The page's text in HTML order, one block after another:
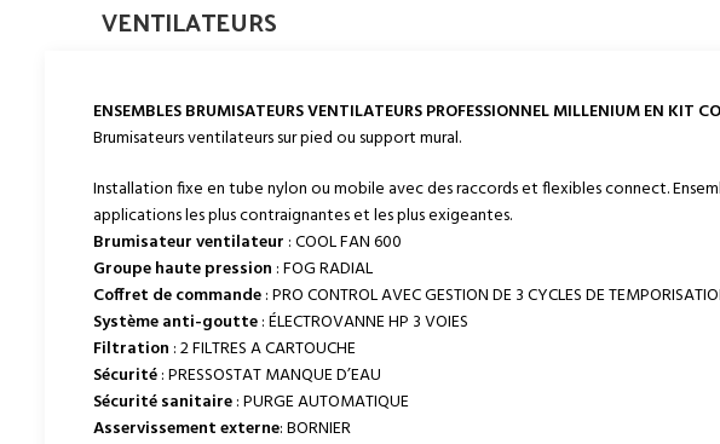
VENTILATEURS
ENSEMBLES BRUMISATEURS VENTILATEURS PROFESSIONNEL MILLENIUM EN KIT
Brumisateurs ventilateurs sur pied ou support mural.
Installation fixe en tube nylon ou mobile avec des raccords et flexibles connect.
applications les plus contraignantes et les plus exigeantes.
Brumisateur ventilateur : COOL FAN 600
Groupe haute pression : FOG RADIAL
Coffret de commande: PRO CONTROL AVEC GESTION DE 3 CYCLES DE
Système anti-goutte: ÉLECTROVANNE HP 3 VOIES
Filtration : 2 FILTRES A CARTOUCHE
Sécurité: PRESSOSTAT MANQUE D’EAU
Sécurité sanitaire: PURGE AUTOMATIQUE
Asservissementexterne: BORNIER